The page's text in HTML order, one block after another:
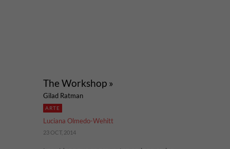
The Workshop »
Gilad Ratman
ARTE
Luciana Olmedo-Wehitt
23 OCT, 2014